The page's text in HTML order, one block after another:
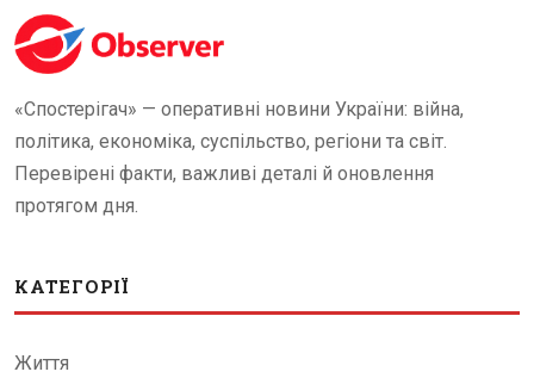
«Спостерігач» — оперативні новини України: війна,
політика, економіка, суспільство, регіони та світ.
Перевірені факти, важливі деталі й оновлення
протягом дня.
КАТЕГОРІЇ
Життя